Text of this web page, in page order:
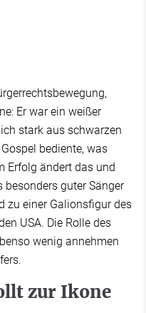
Er war ein weißer
stark aus schwarzen
bediente, was
Erfolg ändert das und
besonders guter Sänger
zu einer Galionsfigur des
USA. Die Rolle des
wenig annehmen
zur Ikone